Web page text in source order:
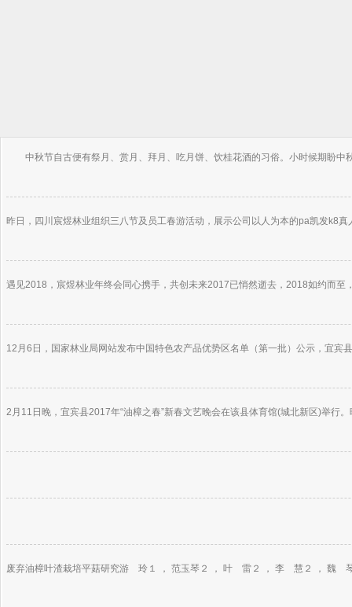
中秋节自古便有祭月、赏月、拜月、吃月饼、饮桂花酒的习俗。小时候期盼中
昨日，四川宸煜林业组织三八节及员工春游活动，展示公司以人为本的pa凯发k8
遇见2018，宸煜林业年终会同心携手，共创未来2017已悄然逝去，2018如约而至
12月6日，国家林业局网站发布中国特色农产品优势区名单（第一批）公示，宜宾
2月11日晚，宜宾县2017年“油樟之春”新春文艺晚会在该县体育馆(城北新区)举行
废弃油樟叶渣栽培平菇研究游 玲１ ， 范玉琴２ ， 叶 雷２ ， 李 慧２ ， 魏